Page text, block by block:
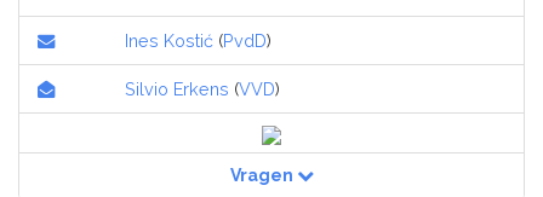
Ines Kostić (PvdD)
Silvio Erkens (VVD)
Vragen